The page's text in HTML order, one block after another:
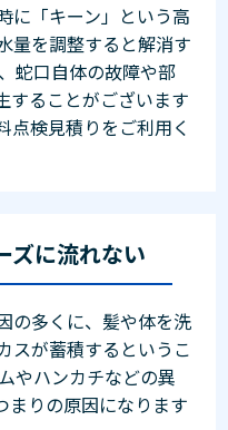
に「キーン」という高
量を調整すると解消す
蛇口自体の故障や部
することがございます
点検見積りをご利用く
ズに流れない
の多くに、髪や体を洗
スが蓄積するというこ
やハンカチなどの異
まりの原因になります